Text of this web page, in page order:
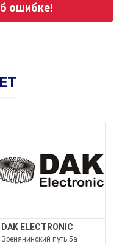
ошибке!
DAK ELECTRONIC
Зренянинский путь 5а